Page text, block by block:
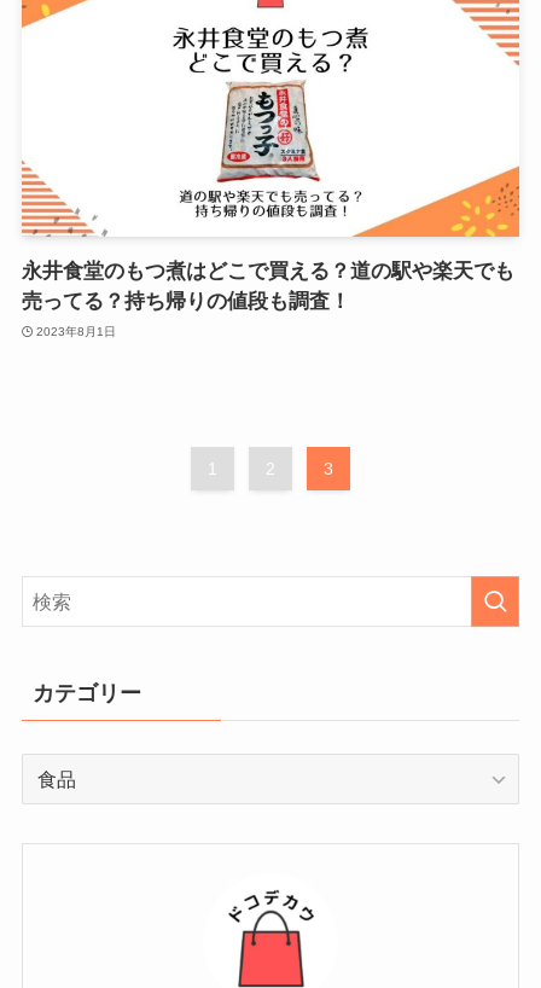
永井食堂のもつ煮はどこで買える？道の駅や楽天でも
売ってる？持ち帰りの値段も調査！
2023年8月1日
1 2 3
カテゴリー